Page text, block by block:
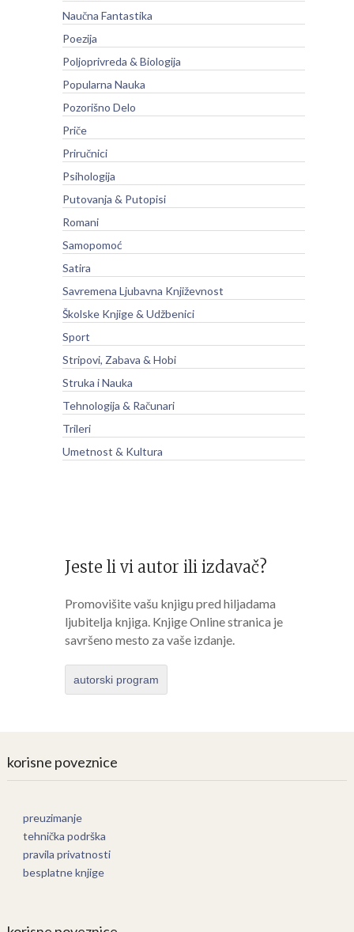
Naučna Fantastika
Poezija
Poljoprivreda & Biologija
Popularna Nauka
Pozorišno Delo
Priče
Priručnici
Psihologija
Putovanja & Putopisi
Romani
Samopomoć
Satira
Savremena Ljubavna Književnost
Školske Knjige & Udžbenici
Sport
Stripovi, Zabava & Hobi
Struka i Nauka
Tehnologija & Računari
Trileri
Umetnost & Kultura
Jeste li vi autor ili izdavač?
Promovišite vašu knjigu pred hiljadama
ljubitelja knjiga. Knjige Online stranica je
savršeno mesto za vaše izdanje.
autorski program
korisne poveznice
preuzimanje
tehnička podrška
pravila privatnosti
besplatne knjige